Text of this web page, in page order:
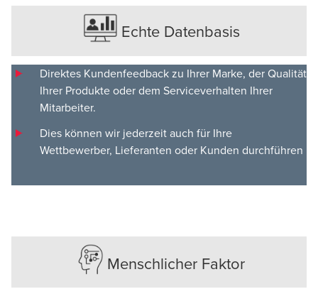
Echte Datenbasis
Direktes Kundenfeedback zu Ihrer Marke, der Qualität
Ihrer Produkte oder dem Serviceverhalten Ihrer
Mitarbeiter.
Dies können wir jederzeit auch für Ihre
Wettbewerber, Lieferanten oder Kunden durchführen
Menschlicher Faktor